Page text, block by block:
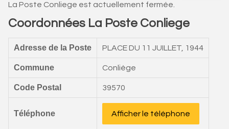
La Poste Conliege est actuellement fermée.
Coordonnées La Poste Conliege
Adresse de la Poste PLACE DU 11 JUILLET, 1944
Commune Conliège
Code Postal 39570
Téléphone Afficher le téléphone